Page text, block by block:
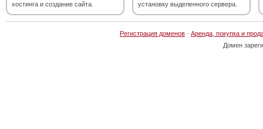
хостинга и создание сайта.
установку выделенного сервера.
Регистрация доменов · Аренда, покупка и
Домен